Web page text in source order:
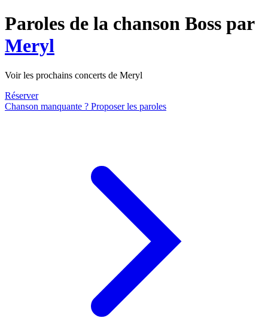
Paroles de la chanson Boss par
Meryl
Voir les prochains concerts de Meryl
Réserver
Chanson manquante ? Proposer les paroles